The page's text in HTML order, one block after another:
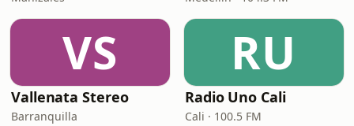
VS
Vallenata Stereo
Barranquilla
RU
Radio Uno Cali
Cali · 100.5 FM